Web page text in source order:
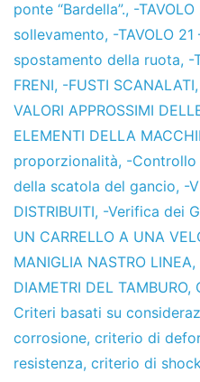
ponte “Bardella”., -
sollevamento, -TAVOLO
spostamento della ruota, -
FRENI, -FUSTI SCANALATI,
VALORI APPROSSIMI
ELEMENTI DELLA
proporzionalità, -Controllo
della scatola del gancio, -
DISTRIBUITI, -Verifica dei
UN CARRELLO A UNA
MANIGLIA NASTRO LINEA,
DIAMETRI DEL TAMBURO,
Criteri basati su
corrosione, criterio di
resistenza, criterio di